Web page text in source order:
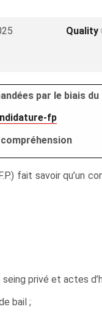
Quality
par le biais du
fp
fait savoir qu’un
privé et actes
bail ;